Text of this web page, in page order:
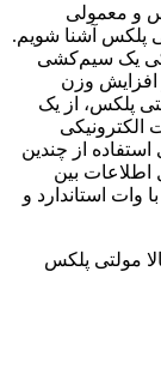
و معمولی
پلکس آشنا شویم.
یک سیم‌کشی
افزایش وزن
پلکس، از یک
الکترونیکی
از چندین
اطلاعات بین
استاندارد و
خودرو های تولید سال 1394 به بالا مولتی پلکس